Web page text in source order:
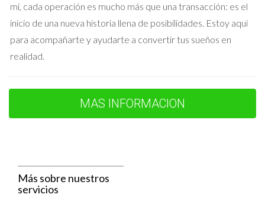
un plan de marketing que combine estas estrategias para
asegurar que tu propiedad llegue al público objetivo
adecuado. Por ejemplo, usar imágenes llamativas en
anuncios pagados en Google pueden captar la atención de
aquellos que están buscando activamente propiedades.
para mejorar la visibilidad en los motores de búsqueda.
Publicaciones en redes sociales: destaca
mí, cada operación es mucho más que una transacción: es el
inicio de una nueva historia llena de posibilidades. Estoy aquí
para acompañarte y ayudarte a convertir tus sueños en
realidad.
MAS INFORMACION
Más sobre nuestros
servicios